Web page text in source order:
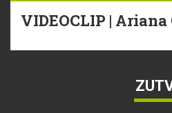
VIDEOCLIP |